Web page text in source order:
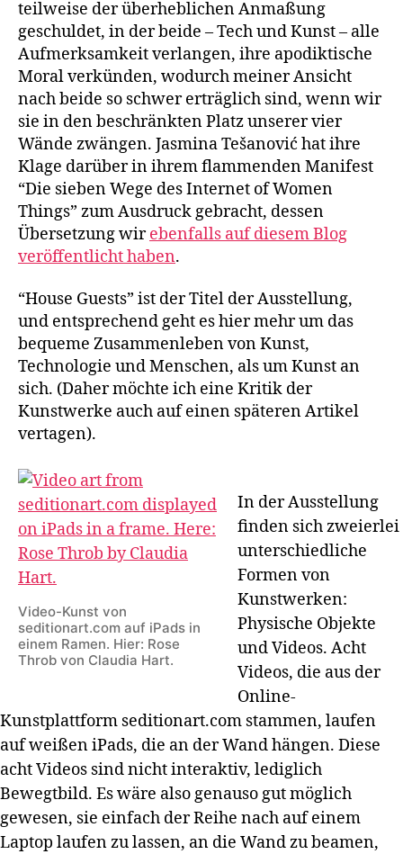
teilweise der überheblichen Anmaßung
geschuldet, in der beide – Tech und Kunst – alle
Aufmerksamkeit verlangen, ihre apodiktische
Moral verkünden, wodurch meiner Ansicht
nach beide so schwer erträglich sind, wenn wir
sie in den beschränkten Platz unserer vier
Wände zwängen. Jasmina Tešanović hat ihre
Klage darüber in ihrem flammenden Manifest
“Die sieben Wege des Internet of Women
Things” zum Ausdruck gebracht, dessen
Übersetzung wirebenfalls auf diesem Blog
veröffentlicht haben.
“House Guests” ist der Titel der Ausstellung,
und entsprechend geht es hier mehr um das
bequeme Zusammenleben von Kunst,
Technologie und Menschen, als um Kunst an
sich. (Daher möchte ich eine Kritik der
Kunstwerke auch auf einen späteren Artikel
vertagen).
Video-Kunst von
seditionart.com auf iPads in
einem Ramen. Hier: Rose
Throb von Claudia Hart.
In der Ausstellung
finden sich zweierlei
unterschiedliche
Formen von
Kunstwerken:
Physische Objekte
und Videos. Acht
Videos, die aus der
Online-
Kunstplattform seditionart.com stammen, laufen
auf weißen iPads, die an der Wand hängen. Diese
acht Videos sind nicht interaktiv, lediglich
Bewegtbild. Es wäre also genauso gut möglich
gewesen, sie einfach der Reihe nach auf einem
Laptop laufen zu lassen, an die Wand zu beamen,